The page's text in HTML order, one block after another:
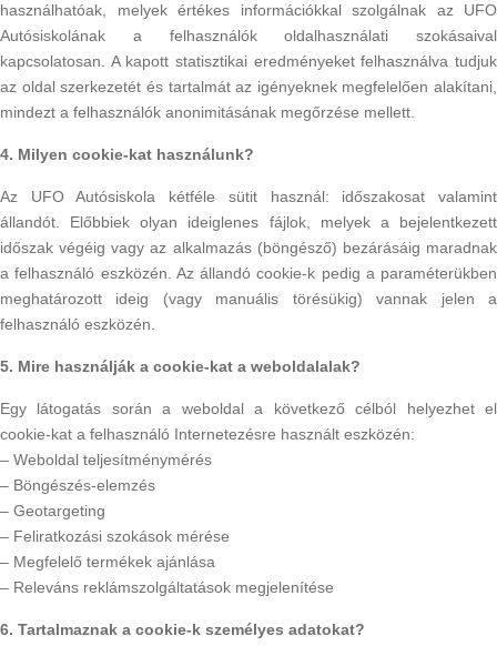
használhatóak, melyek értékes információkkal szolgálnak az UFO
Autósiskolának a felhasználók oldalhasználati szokásaival
kapcsolatosan. A kapott statisztikai eredményeket felhasználva tudjuk
az oldal szerkezetét és tartalmát az igényeknek megfelelően alakítani,
mindezt a felhasználók anonimitásának megőrzése mellett.
4. Milyen cookie-kat használunk?
Az UFO Autósiskola kétféle sütit használ: időszakosat valamint
állandót. Előbbiek olyan ideiglenes fájlok, melyek a bejelentkezett
időszak végéig vagy az alkalmazás (böngésző) bezárásáig maradnak
a felhasználó eszközén. Az állandó cookie-k pedig a paraméterükben
meghatározott ideig (vagy manuális törésükig) vannak jelen a
felhasználó eszközén.
5. Mire használják a cookie-kat a weboldalalak?
Egy látogatás során a weboldal a következő célból helyezhet el
cookie-kat a felhasználó Internetezésre használt eszközén:
– Weboldal teljesítménymérés
– Böngészés-elemzés
– Geotargeting
– Feliratkozási szokások mérése
– Megfelelő termékek ajánlása
– Releváns reklámszolgáltatások megjelenítése
6. Tartalmaznak a cookie-k személyes adatokat?